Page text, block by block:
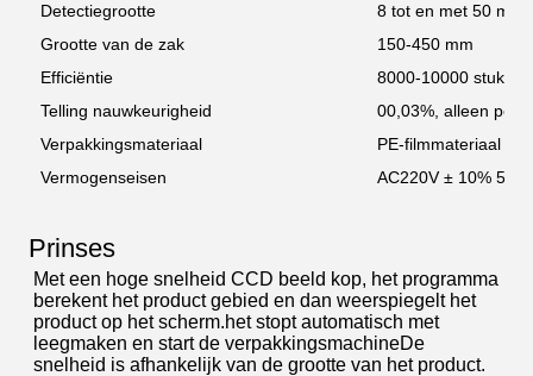
Detectiegrootte
8 tot en met 50 mm
Grootte van de zak
150-450 mm
Efficiëntie
8000-10000 stuks/
Telling nauwkeurigheid
00,03%, alleen
Verpakkingsmateriaal
PE-filmmateriaal
Vermogenseisen
AC220V ± 10%
Prinses
Met een hoge snelheid CCD beeld kop, het programma
berekent het product gebied en dan weerspiegelt het
product op het scherm.het stopt automatisch met
leegmaken en start de verpakkingsmachineDe
snelheid is afhankelijk van de grootte van het product.